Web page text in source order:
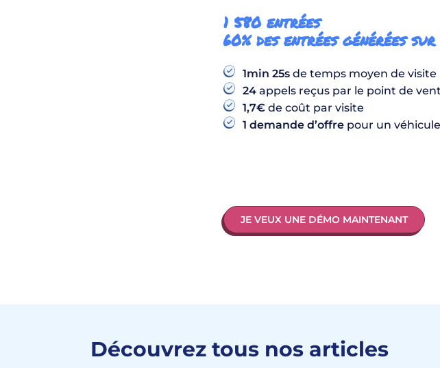
1 580 entrées
60% des entrées générées
1min 25s de temps moyen de visite
24 appels reçus par le point de
1,7€de coût par visite
1 demande d’offre pour un véhicule
JE VEUX UNE DÉMO MAINTENANT
Découvrez tous nos articles